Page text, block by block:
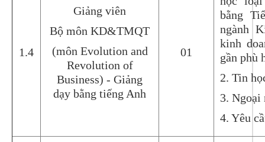
1.4
Giảng viên
Bộ môn KD&TMQT
(môn Evolution and
Revolution of
Business) - Giảng
dạy bằng tiếng Anh
01
bằng
ngành
kinh
gần phù
2. Tin
3.
4. Yêu